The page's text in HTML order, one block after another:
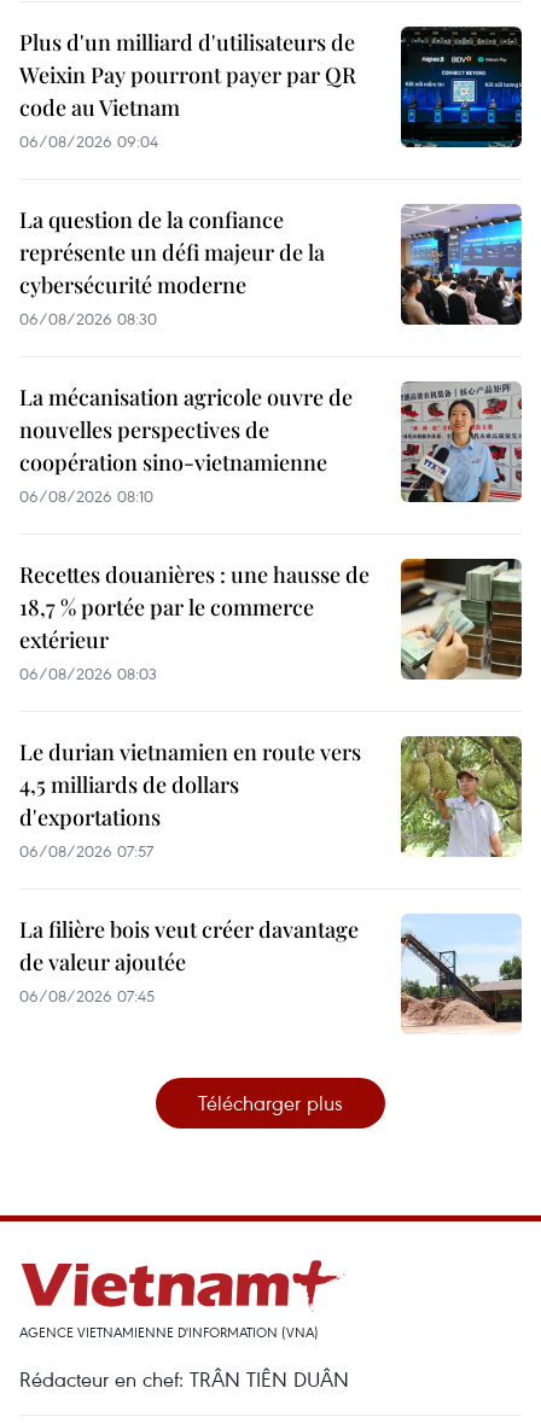
Plus d'un milliard d'utilisateurs de
Weixin Pay pourront payer par QR
code au Vietnam
06/08/2026 09:04
La question de la confiance
représente un défi majeur de la
cybersécurité moderne
06/08/2026 08:30
La mécanisation agricole ouvre de
nouvelles perspectives de
coopération sino-vietnamienne
06/08/2026 08:10
Recettes douanières : une hausse de
18,7 % portée par le commerce
extérieur
06/08/2026 08:03
Le durian vietnamien en route vers
4,5 milliards de dollars
d'exportations
06/08/2026 07:57
La filière bois veut créer davantage
de valeur ajoutée
06/08/2026 07:45
Télécharger plus
AGENCE VIETNAMIENNE D'INFORMATION (VNA)
Rédacteur en chef: TRÂN TIÊN DUÂN